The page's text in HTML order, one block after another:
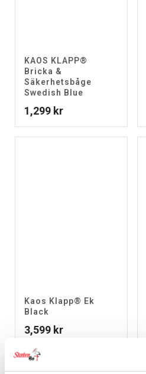
KAOS KLAPP®
Bricka &
Säkerhetsbåge
Swedish Blue
1,299 kr
Kaos Klapp® Ek
Black
3,599 kr